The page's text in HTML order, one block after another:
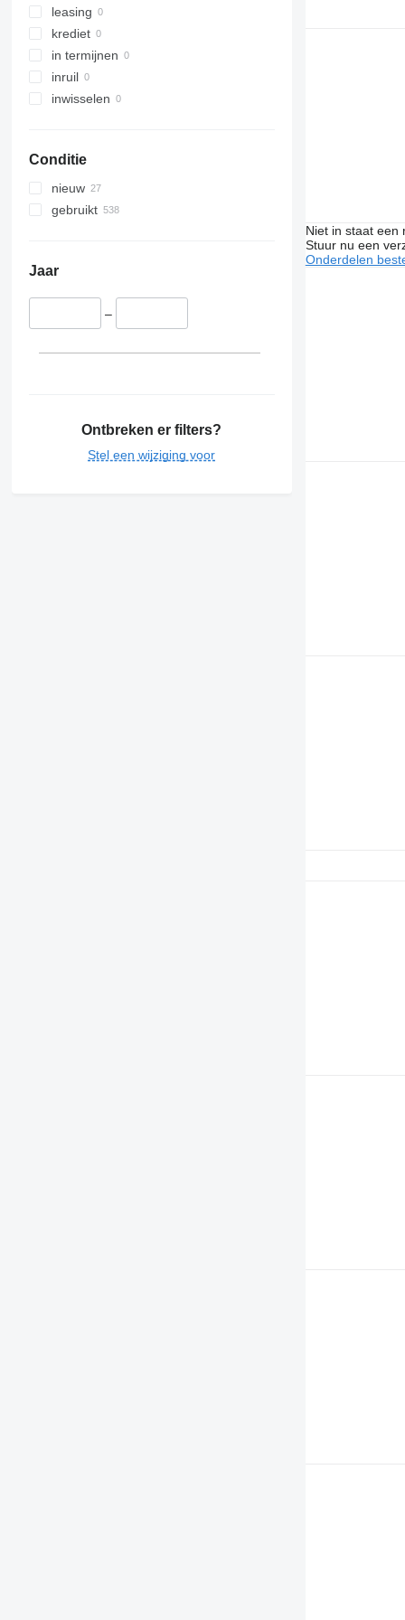
Viano
Vito
Zoe
Terberg
VM
VNL
leasing
krediet
in termijnen
inruil
inwisselen
Conditie
nieuw
gebruikt
Jaar
–
Ontbreken er filters?
Stel een wijziging voor
Niet in staat een
Stuur nu een
Onderdelen